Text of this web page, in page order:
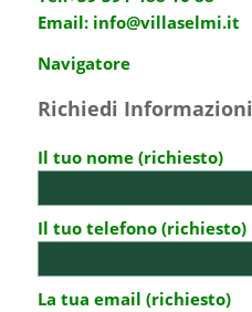
Email: info@villaselmi.it
Navigatore
Richiedi Informazioni
Il tuo nome (richiesto)
Il tuo telefono (richiesto)
La tua email (richiesto)